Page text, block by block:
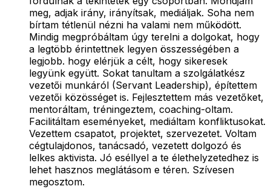
meg, adjak irány, irányítsak, mediáljak. Soha nem
bírtam tétlenül nézni ha valami nem működött.
Mindig megpróbáltam úgy terelni a dolgokat, hogy
a legtöbb érintettnek legyen összességében a
legjobb. hogy elérjük a célt, hogy sikeresek
legyünk együtt. Sokat tanultam a szolgálatkész
vezetői munkáról (Servant Leadership), építettem
vezetői közösséget is. Fejlesztettem más vezetőket,
mentoráltam, tréningeztem, coaching-oltam.
Facilitáltam eseményeket, mediáltam konfliktusokat.
Vezettem csapatot, projektet, szervezetet. Voltam
cégtulajdonos, tanácsadó, vezetett dolgozó és
lelkes aktivista. Jó eséllyel a te élethelyzetedhez is
lehet hasznos meglátásom e téren. Szívesen
megosztom.